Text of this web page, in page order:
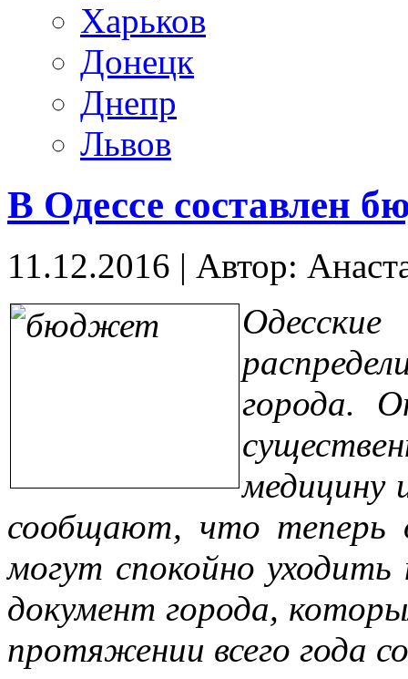
Харьков
Донецк
Днепр
Львов
В Одессе составлен
11.12.2016 | Автор:
города.
медицину
сообщают, что теперь
могут спокойно уходить
документ города,
протяжении всего года